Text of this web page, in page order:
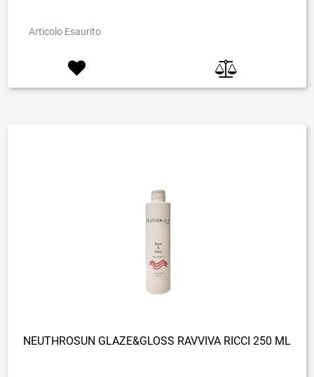
Articolo Esaurito
NEUTHROSUN GLAZE&GLOSS RAVVIVA RICCI 250 ML